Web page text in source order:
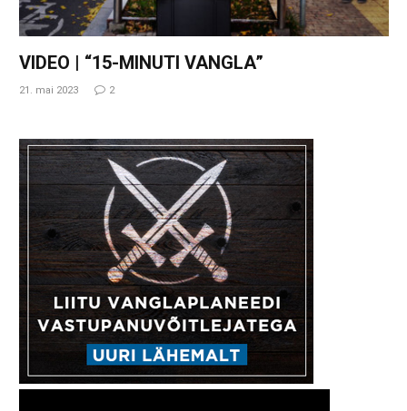
VIDEO | “15-MINUTI VANGLA”
21. mai 2023 2